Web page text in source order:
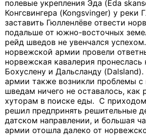
полевые укрепления Эда (Eda
Конгсвингера (Kongsvinger) у реки
заставить Гюлленлёве отвести
подальше от южно-восточных
рейд шведов не увенчался
норвежской армии провели
норвежская кавалерия пронеслась
Бохуслену и Дальсланду
армии также возникли проблемы с
шведам ничего не оставалось, как
хуторам в поиске еды. С
решил предпринять решительные
датском направлении, и большая
армии отошла далеко от